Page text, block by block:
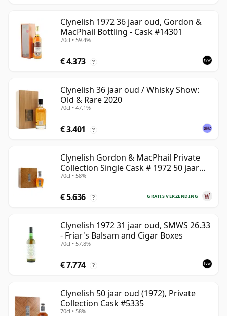
Clynelish 1972 36 jaar oud, Gordon &
MacPhail Bottling - Cask #14301
70cl • 59.4%
€ 4.373 ?
Clynelish 36 jaar oud / Whisky Show:
Old & Rare 2020
70cl • 47.1%
€ 3.401 ?
Clynelish Gordon & MacPhail Private
Collection Single Cask # 1972 50 jaar
oud
70cl • 58%
GRATIS VERZENDING
€ 5.636 ?
Clynelish 1972 31 jaar oud, SMWS 26.33
- Friar's Balsam and Cigar Boxes
70cl • 57.8%
€ 7.774 ?
Clynelish 50 jaar oud (1972), Private
Collection Cask #5335
70cl • 58%